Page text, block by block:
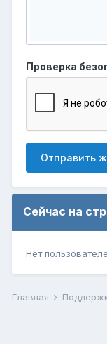
Проверка
Отправить
Сейчас на
Нет
Главная